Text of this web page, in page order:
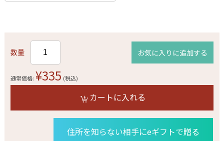
数量 お気に入りに追加する
通常価格: ¥335 (税込)
カートに入れる
住所を知らない相手にeギフトで贈る